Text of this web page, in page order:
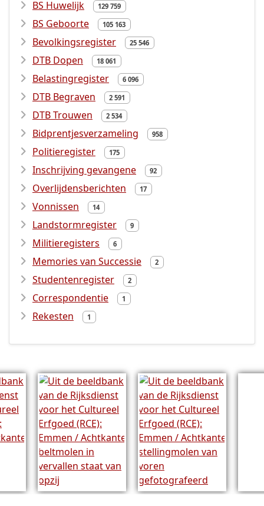
BS Huwelijk 129 759
BS Geboorte 105 163
Bevolkingsregister 25 546
DTB Dopen 18 061
Belastingregister 6 096
DTB Begraven 2 591
DTB Trouwen 2 534
Bidprentjesverzameling 958
Politieregister 175
Inschrijving gevangene 92
Overlijdensberichten 17
Vonnissen 14
Landstormregister 9
Militieregisters 6
Memories van Successie 2
Studentenregister 2
Correspondentie 1
Rekesten 1